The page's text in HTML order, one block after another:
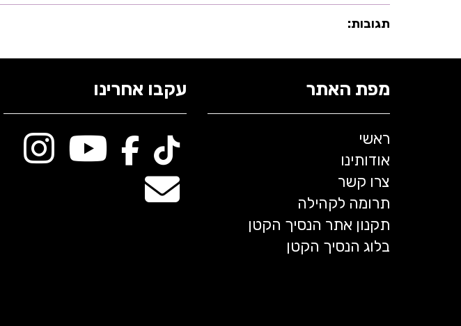
תגובות:
מפת האתר
ראשי
אודותינו
צרו קשר
תרומה לקהילה
תקנון אתר הנסיך הקטן
בלוג הנסיך הקטן
עקבו אחרינו